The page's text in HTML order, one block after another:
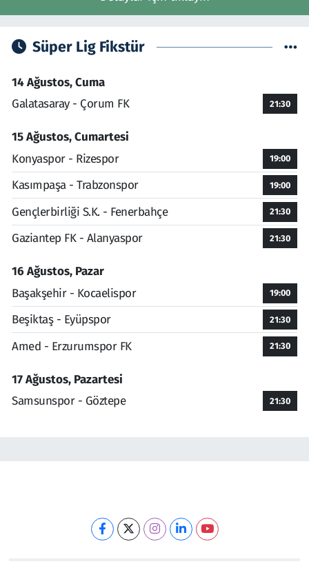
Süper Lig Fikstür
14 Ağustos, Cuma
Galatasaray - Çorum FK
21:30
15 Ağustos, Cumartesi
Konyaspor - Rizespor
19:00
Kasımpaşa - Trabzonspor 19:00
Gençlerbirliği S.K. - Fenerbahçe 21:30
Gaziantep FK - Alanyaspor 21:30
16 Ağustos, Pazar
Başakşehir - Kocaelispor
19:00
Beşiktaş - Eyüpspor 21:30
Amed - Erzurumspor FK 21:30
17 Ağustos, Pazartesi
Samsunspor - Göztepe
21:30